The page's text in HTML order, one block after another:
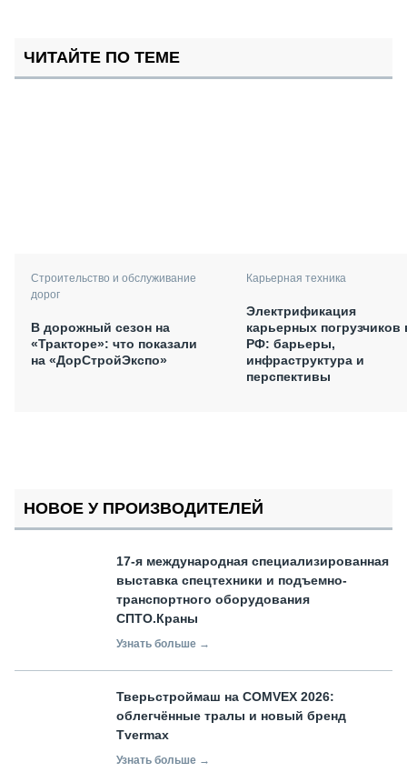
ЧИТАЙТЕ ПО ТЕМЕ
Строительство и обслуживание
дорог
В дорожный сезон на
«Тракторе»: что показали
на «ДорСтройЭкспо»
Карьерная техника
Электрификация
карьерных погрузчиков
РФ: барьеры,
инфраструктура и
перспективы
НОВОЕ У ПРОИЗВОДИТЕЛЕЙ
17-я международная специализированная
выставка спецтехники и подъемно-
транспортного оборудования
СПТО.Краны
Узнать больше →
Тверьстроймаш на COMVEX 2026:
облегчённые тралы и новый бренд
Tvermax
Узнать больше →